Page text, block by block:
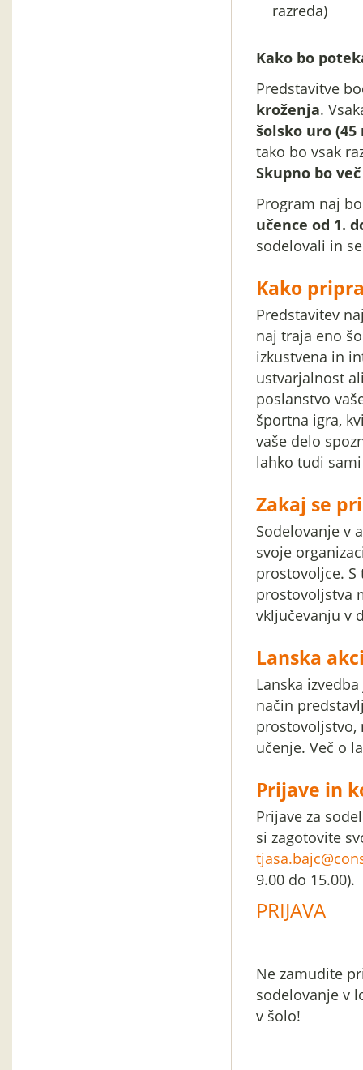
razreda)
Kako bo
Predstavitve
kroženja.
šolsko uro
tako bo vsak
Skupno bo
Program naj
učence od 1.
sodelovali in
Kako
Predstavitev
naj traja eno
izkustvena in
ustvarjalnost
poslanstvo
športna igra,
vaše delo
lahko tudi
Zakaj se
Sodelovanje v
svoje
prostovoljce.
prostovoljstva
vključevanju v
Lanska
Lanska
način
prostovoljstvo,
učenje. Več o
Prijave in
Prijave za
si zagotovite
9.00 do 15.00).
PRIJAVA
Ne zamudite
sodelovanje v
v šolo!